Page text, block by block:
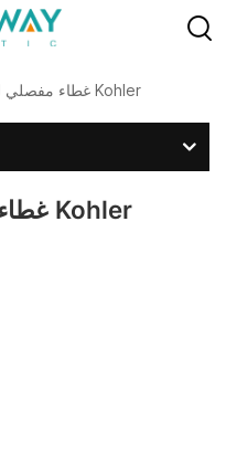
غطاء مفصلي لمقعد المرحاض Kohler
غطاء مفصلي لمقعد المرحاض Kohler